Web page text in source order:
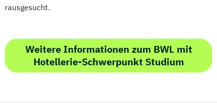
rausgesucht.
Weitere Informationen zum BWL mit
Hotellerie-Schwerpunkt Studium